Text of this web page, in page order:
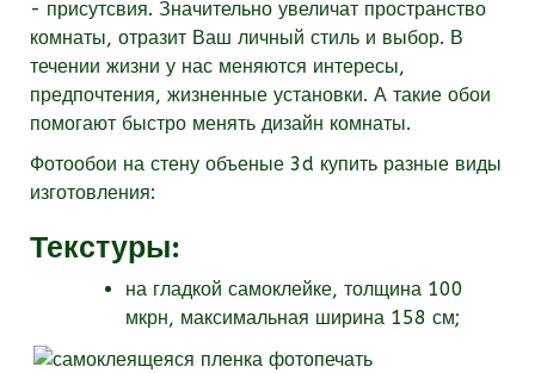
- присутсвия. Значительно увеличат пространство
комнаты, отразит Ваш личный стиль и выбор. В
течении жизни у нас меняются интересы,
предпочтения, жизненные установки. А такие обои
помогают быстро менять дизайн комнаты.
Фотообои на стену объеные 3d купить разные виды
изготовления:
Текстуры:
на гладкой самоклейке, толщина 100
мкрн, максимальная ширина 158 см;